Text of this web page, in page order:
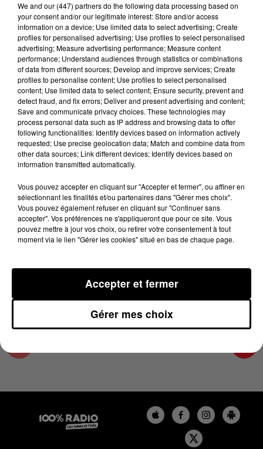
Lecture (2 min 16 sec)
100%
100% Radio les infos de l'Hérault
29 juin 2023 - 2 min 16 sec
LES INFOS DE L'HÉRAULT DU 29/06/2023 À
11H00
Podcasts infos de l'Hérault
We and our (447) partnersdo the following data processing based on
your consent and/or our legitimate interest: Store and/or access
information on a device; Use limited data to select advertising; Create
profiles for personalised advertising; Use profiles to select personalised
advertising; Measure advertising performance; Measure content
performance; Understand audiences through statistics or combinations
of data from different sources; Develop and improve services; Create
profiles to personalise content; Use profiles to select personalised
content; Use limited data to select content; Ensure security, prevent and
detect fraud, and fix errors; Deliver and present advertising and content;
Save and communicate privacy choices. These technologies may
process personal data such as IP address and browsing data to offer
following functionalities: Identify devices based on information actively
requested; Use precise geolocation data; Match and combine data from
other data sources; Link different devices; Identify devices based on
information transmitted automatically.
Vous pouvez accepter en cliquant sur "Accepter et fermer", ou affiner en
sélectionnant les finalités et/ou partenaires dans "Gérer mes choix".
Vous pouvez également refuser en cliquant sur "Continuer sans
accepter". Vos préférences ne s'appliqueront que pour ce site. Vous
pouvez mettre à jour vos choix, ou retirer votre consentement à tout
moment via le lien "Gérer les cookies" situé en bas de chaque page.
Gérer mes choix
Accepter et fermer